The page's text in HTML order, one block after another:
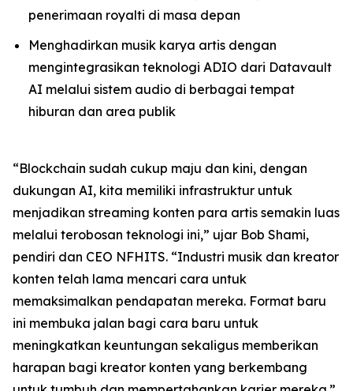
penerimaan royalti di masa depan
Menghadirkan musik karya artis dengan
mengintegrasikan teknologi ADIO dari Datavault
AI melalui sistem audio di berbagai tempat
hiburan dan area publik
“Blockchain sudah cukup maju dan kini, dengan
dukungan AI, kita memiliki infrastruktur untuk
menjadikan streaming konten para artis semakin luas
melalui terobosan teknologi ini,” ujar Bob Shami,
pendiri dan CEO NFHITS. “Industri musik dan kreator
konten telah lama mencari cara untuk
memaksimalkan pendapatan mereka. Format baru
ini membuka jalan bagi cara baru untuk
meningkatkan keuntungan sekaligus memberikan
harapan bagi kreator konten yang berkembang